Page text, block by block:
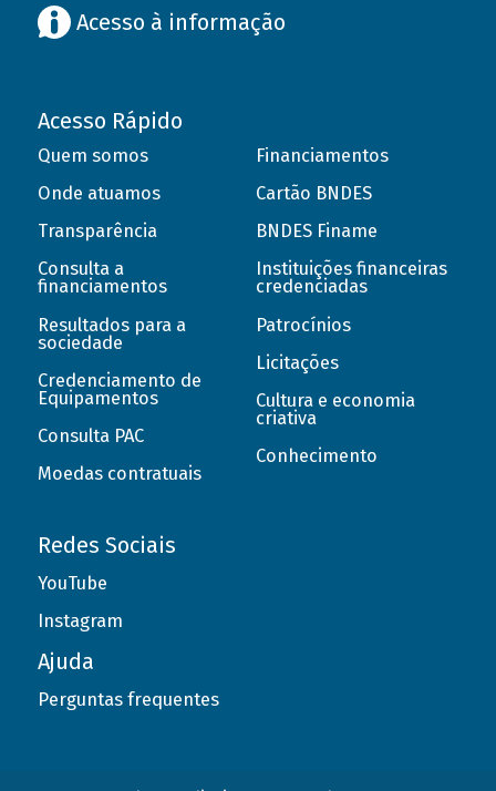
Acesso à informação
Acesso Rápido
Quem somos
Onde atuamos
Transparência
Consulta a
financiamentos
Resultados para a
sociedade
Credenciamento de
Equipamentos
Consulta PAC
Moedas contratuais
Financiamentos
Cartão BNDES
BNDES Finame
Instituições financeiras
credenciadas
Patrocínios
Licitações
Cultura e economia
criativa
Conhecimento
Redes Sociais
YouTube
Instagram
Ajuda
Perguntas frequentes